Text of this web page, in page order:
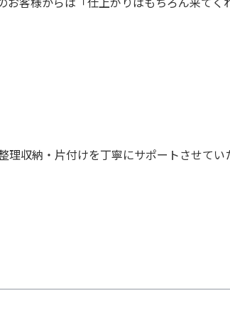
収納・片付けを丁寧にサポートさせてい